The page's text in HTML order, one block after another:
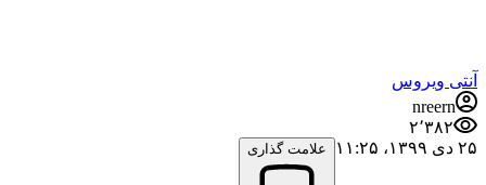
آنتی ویروس
nreern
۲٬۳۸۲
۲۵ دی ۱۳۹۹،‏ ۱۱:۲۵
علامت گذاری